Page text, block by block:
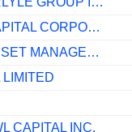
ARES CAPITAL CORPORATION
HDFC ASSET MANAGEMENT COMPANY LIMITED
LIMITED
CAPITAL INC.